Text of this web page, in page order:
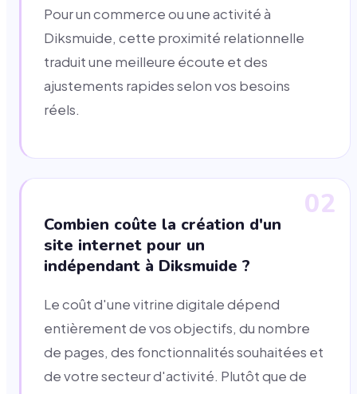
Pour un commerce ou une activité à
Diksmuide, cette proximité relationnelle
traduit une meilleure écoute et des
ajustements rapides selon vos besoins
réels.
02
Combien coûte la création d'un
site internet pour un
indépendant à Diksmuide ?
Le coût d'une vitrine digitale dépend
entièrement de vos objectifs, du nombre
de pages, des fonctionnalités souhaitées et
de votre secteur d'activité. Plutôt que de